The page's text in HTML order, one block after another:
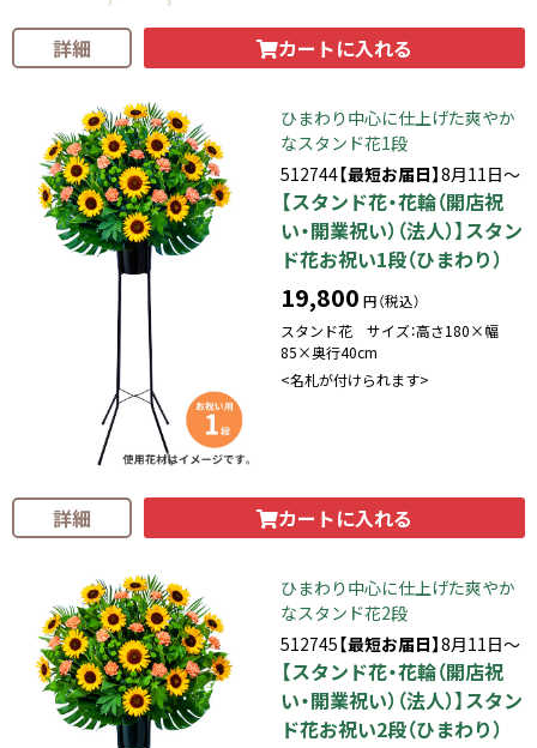
詳細 カートに入れる
ひまわり中心に仕上げた爽やか
なスタンド花1段
512744【最短お届日】8月11日～
【スタンド花・花輪（開店祝
い・開業祝い）（法人）】スタン
ド花お祝い1段（ひまわり）
19,800 円（税込）
スタンド花 サイズ：高さ180×幅
85×奥行40cm
<名札が付けられます>
詳細 カートに入れる
ひまわり中心に仕上げた爽やか
なスタンド花2段
512745【最短お届日】8月11日～
【スタンド花・花輪（開店祝
い・開業祝い）（法人）】スタン
ド花お祝い2段（ひまわり）